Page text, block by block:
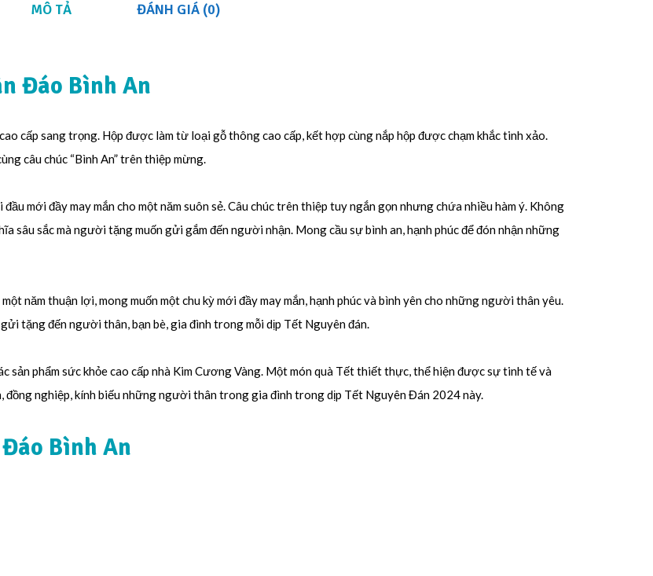
MÔ TẢ ĐÁNH GIÁ (0)
Đáo Bình An
cấp sang trọng. Hộp được làm từ loại gỗ thông cao cấp, kết hợp cùng nắp hộp được chạm khắc tinh xảo.
câu chúc “Bình An” trên thiệp mừng.
mới đầy may mắn cho một năm suôn sẻ. Câu chúc trên thiệp tuy ngắn gọn nhưng chứa nhiều hàm ý. Không
sâu sắc mà người tặng muốn gửi gắm đến người nhận. Mong cầu sự bình an, hạnh phúc để đón nhận những
năm thuận lợi, mong muốn một chu kỳ mới đầy may mắn, hạnh phúc và bình yên cho những người thân yêu.
tặng đến người thân, bạn bè, gia đình trong mỗi dịp Tết Nguyên đán.
sản phẩm sức khỏe cao cấp nhà Kim Cương Vàng. Một món quà Tết thiết thực, thể hiện được sự tinh tế và
đồng nghiệp, kính biếu những người thân trong gia đình trong dịp Tết Nguyên Đán 2024 này.
Bình An